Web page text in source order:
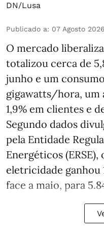
DN/Lusa
Publicado a: 07 Agosto
O mercado
totalizou cerca de
junho e um
gigawatts/hora, um
1,9% em clientes e
Segundo dados
pela Entidade
Energéticos
eletricidade ganhou
face a maio, para